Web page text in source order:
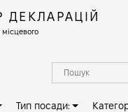
Тип посади: